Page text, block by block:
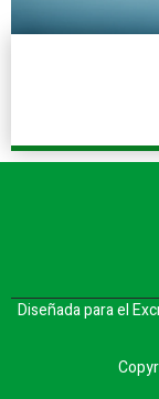
Diseñada para el